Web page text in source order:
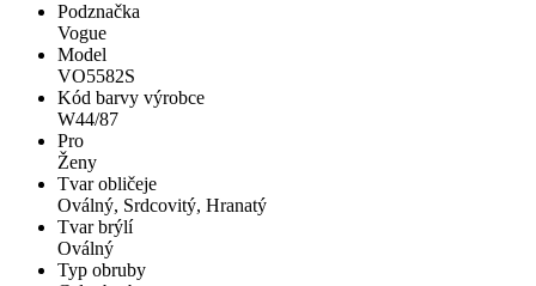
Podznačka
Vogue
Model
VO5582S
Kód barvy výrobce
W44/87
Pro
Ženy
Tvar obličeje
Oválný, Srdcovitý, Hranatý
Tvar brýlí
Oválný
Typ obruby